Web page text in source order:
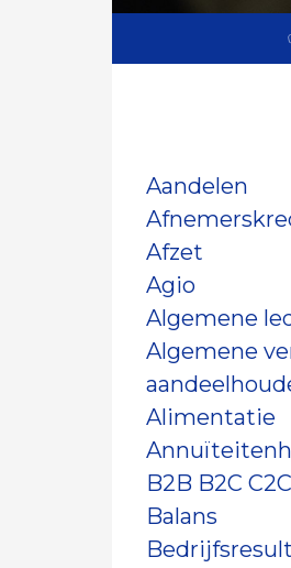
Aandelen
Afzet
Agio
Algemene
Algemene
Alimentatie
B2B B2C
Balans